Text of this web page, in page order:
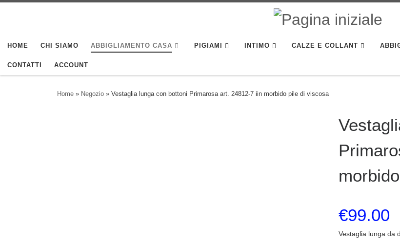
HOME CHI SIAMO ABBIGLIAMENTO CASA PIGIAMI INTIMO CALZE E COLLANT
CONTATTI ACCOUNT
Home » Negozio » Vestaglia lunga con bottoni Primarosa art. 24812-7 iin morbido pile di viscosa
€99.00
Vestaglia lunga da